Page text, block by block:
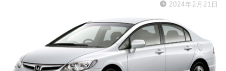
2024年2月21日